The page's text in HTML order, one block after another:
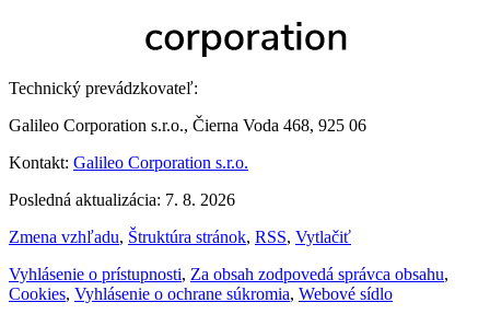
Technický prevádzkovateľ:
Galileo Corporation s.r.o., Čierna Voda 468, 925 06
Kontakt: Galileo Corporation s.r.o.
Posledná aktualizácia: 7. 8. 2026
Zmena vzhľadu, Štruktúra stránok, RSS, Vytlačiť
Vyhlásenie o prístupnosti, Za obsah zodpovedá správca obsahu,
Cookies, Vyhlásenie o ochrane súkromia, Webové sídlo